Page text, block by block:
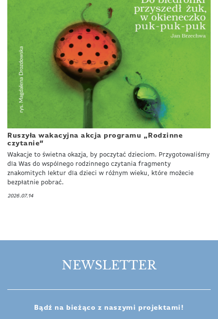
Ruszyła wakacyjna akcja programu „Rodzinne
czytanie”
Wakacje to świetna okazja, by poczytać dzieciom. Przygotowaliśmy
dla Was do wspólnego rodzinnego czytania fragmenty
znakomitych lektur dla dzieci w różnym wieku, które możecie
bezpłatnie pobrać.
2026.07.14
NEWSLETTER
Bądź na bieżąco z naszymi projektami!